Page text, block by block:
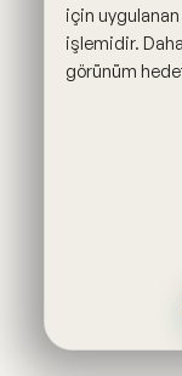
için
işlemidir.
görünüm